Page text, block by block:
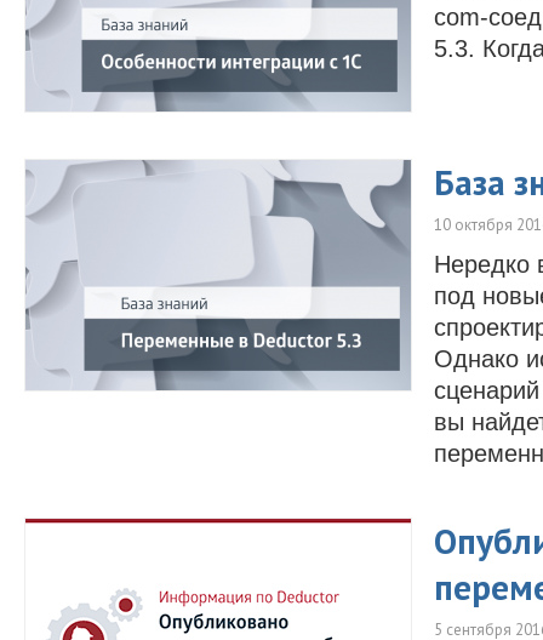
com-
5.3.
База
10 октября
Нередко
под
Однако
вы
5 сентября